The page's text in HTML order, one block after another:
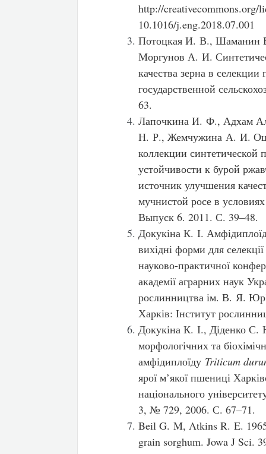
http://creativecommons.org/
10.1016/j.eng.2018.07.001
Потоцкая И. В., Шаманин
Моргунов А. И.
качества зерна в
государственной
63.
Лапочкина И. Ф., Адхам
Н. Р., Жемчужина А. И.
коллекции
устойчивости к бурой
источник улучшения
мучнистой росе в
Выпуск 6. 2011. С. 39–48.
Докукіна К. І.
вихідні форми для
науково-практичної
академії аграрних наук
рослинництва ім. В. Я.
Харків: Інститут
Докукіна К. І., Діденко
морфологічних та
амфідиплоїду Triticum
ярої м’якої пшениці
національного
3, № 729, 2006. С. 67–71.
Beil G. M, Atkins R. E.
grain sorghum. Jowa J Sci.